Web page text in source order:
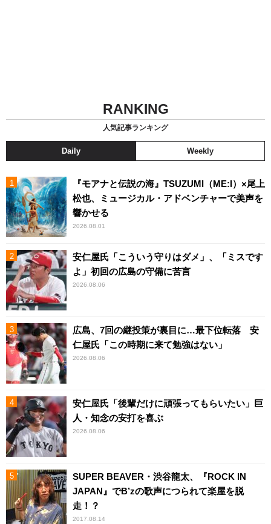
RANKING
人気記事ランキング
Daily Weekly
『モアナと伝説の海』TSUZUMI（ME:I）×尾上
松也、ミュージカル・アドベンチャーで美声を
響かせる
2026.08.01
安仁屋氏「こういう守りはダメ」、「ミスです
よ」初回の広島の守備に苦言
2026.08.06
広島、7回の継投策が裏目に…最下位転落 安
仁屋氏「この時期に来て勉強はない」
2026.08.06
安仁屋氏「後輩だけに頑張ってもらいたい」巨
人・知念の安打を喜ぶ
2026.08.06
SUPER BEAVER・渋谷龍太、『ROCK IN
JAPAN』でB’zの歌声につられて楽屋を脱
走！？
2017.08.14